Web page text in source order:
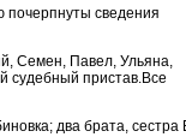
почерпнуты сведения
Семен, Павел, Ульяна,
судебный пристав.Все
два брата, сестра